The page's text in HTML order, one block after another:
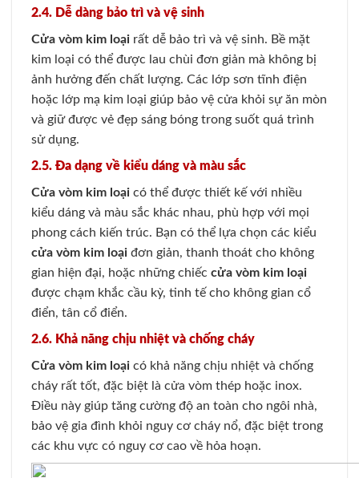
2.4. Dễ dàng bảo trì và vệ sinh
Cửa vòm kim loại rất dễ bảo trì và vệ sinh. Bề mặt
kim loại có thể được lau chùi đơn giản mà không bị
ảnh hưởng đến chất lượng. Các lớp sơn tĩnh điện
hoặc lớp mạ kim loại giúp bảo vệ cửa khỏi sự ăn mòn
và giữ được vẻ đẹp sáng bóng trong suốt quá trình
sử dụng.
2.5. Đa dạng về kiểu dáng và màu sắc
Cửa vòm kim loại có thể được thiết kế với nhiều
kiểu dáng và màu sắc khác nhau, phù hợp với mọi
phong cách kiến trúc. Bạn có thể lựa chọn các kiểu
cửa vòm kim loại đơn giản, thanh thoát cho không
gian hiện đại, hoặc những chiếc cửa vòm kim loại
được chạm khắc cầu kỳ, tinh tế cho không gian cổ
điển, tân cổ điển.
2.6. Khả năng chịu nhiệt và chống cháy
Cửa vòm kim loại có khả năng chịu nhiệt và chống
cháy rất tốt, đặc biệt là cửa vòm thép hoặc inox.
Điều này giúp tăng cường độ an toàn cho ngôi nhà,
bảo vệ gia đình khỏi nguy cơ cháy nổ, đặc biệt trong
các khu vực có nguy cơ cao về hỏa hoạn.